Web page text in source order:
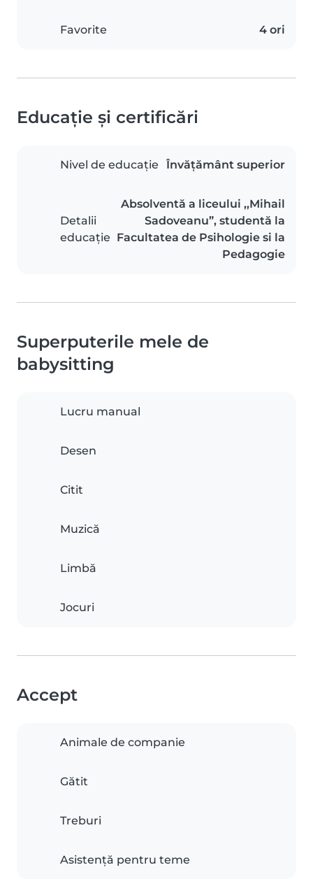
Favorite 4 ori
Educație și certificări
Nivel de educație Învățământ superior
Detalii
educație
Absolventă a liceului ,,Mihail
Sadoveanu”, studentă la
Facultatea de Psihologie si la
Pedagogie
Superputerile mele de
babysitting
Lucru manual
Desen
Citit
Muzică
Limbă
Jocuri
Accept
Animale de companie
Gătit
Treburi
Asistență pentru teme